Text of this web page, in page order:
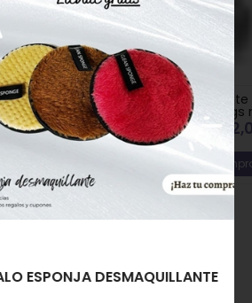
Uñas Crisnail Esmalte de Uñas
Palm Springs nº 289
8,00€ 2,00€
DESMAQUILLANTE